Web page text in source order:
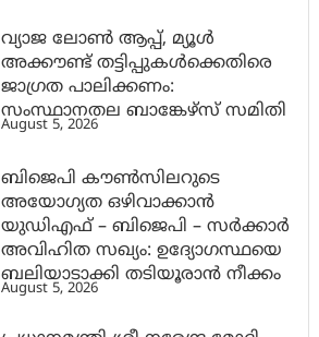
വ്യാജ ലോൺ ആപ്പ്, മ്യൂൾ
അക്കൗണ്ട് തട്ടിപ്പുകൾക്കെതിരെ
ജാ​ഗ്രത പാലിക്കണം:
സംസ്ഥാനതല ബാങ്കേഴ്സ് സമിതി
August 5, 2026
ബിജെപി കൗൺസിലറുടെ
അയോഗ്യത ഒഴിവാക്കാൻ
യുഡിഎഫ് – ബിജെപി – സർക്കാർ
അവിഹിത സഖ്യം: ഉദ്യോഗസ്ഥയെ
ബലിയാടാക്കി തടിയൂരാൻ നീക്കം
August 5, 2026